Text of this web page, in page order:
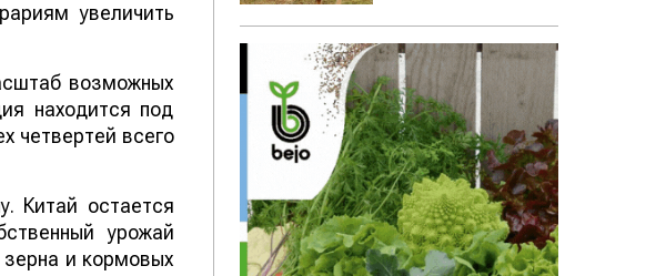
увеличить
возможных
находится под
четвертей всего
Китай остается
урожай
и кормовых